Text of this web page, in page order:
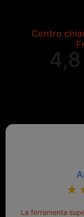
Centro
4,8
La ferramenta